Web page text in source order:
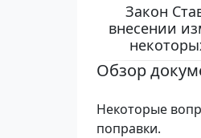
Закон
внесении
Обзор
Некоторые
поправки.